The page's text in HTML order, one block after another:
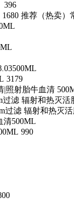
396
1680 推荐（热卖）
3179
照射胎牛血清
过滤 辐射和热灭活
过滤 辐射和热灭
清500ML
990